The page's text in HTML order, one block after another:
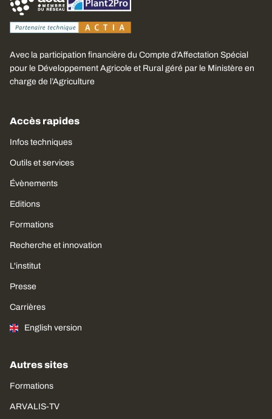
Avec la participation financière du Compte d’Affectation Spécial
pour le Développement Agricole et Rural géré par le Ministère en
charge de l’Agriculture
Accès rapides
Infos techniques
Outils et services
Évènements
Editions
Formations
Recherche et innovation
L'institut
Presse
Carrières
English version
Autres sites
Formations
ARVALIS-TV